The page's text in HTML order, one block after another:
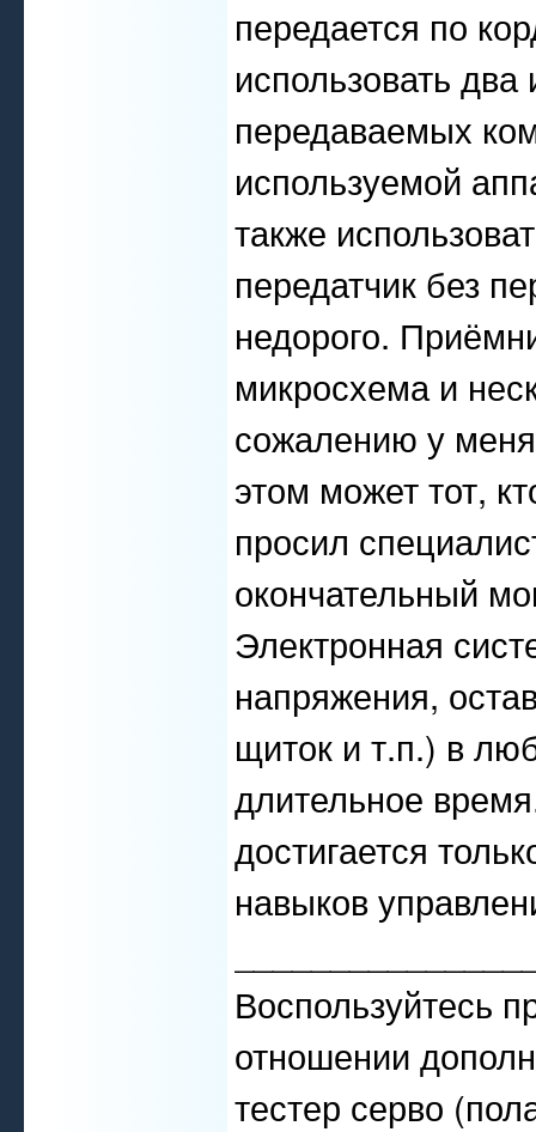
передается по
использовать
передаваемых
используемой
также
передатчик без
недорого.
микросхема и
сожалению у
этом может тот,
просил
окончательный
Электронная
напряжения,
щиток и т.п.) в
длительное
достигается
навыков
Воспользуйтесь
отношении
тестер серво